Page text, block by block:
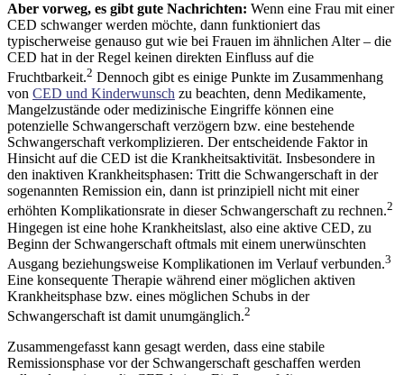
Aber vorweg, es gibt gute Nachrichten: Wenn eine Frau mit einer
CED schwanger werden möchte, dann funktioniert das
typischerweise genauso gut wie bei Frauen im ähnlichen Alter – die
CED hat in der Regel keinen direkten Einfluss auf die
Fruchtbarkeit.2 Dennoch gibt es einige Punkte im Zusammenhang
von CED und Kinderwunsch zu beachten, denn Medikamente,
Mangelzustände oder medizinische Eingriffe können eine
potenzielle Schwangerschaft verzögern bzw. eine bestehende
Schwangerschaft verkomplizieren. Der entscheidende Faktor in
Hinsicht auf die CED ist die Krankheitsaktivität. Insbesondere in
den inaktiven Krankheitsphasen: Tritt die Schwangerschaft in der
sogenannten Remission ein, dann ist prinzipiell nicht mit einer
erhöhten Komplikationsrate in dieser Schwangerschaft zu rechnen.2
Hingegen ist eine hohe Krankheitslast, also eine aktive CED, zu
Beginn der Schwangerschaft oftmals mit einem unerwünschten
Ausgang beziehungsweise Komplikationen im Verlauf verbunden.3
Eine konsequente Therapie während einer möglichen aktiven
Krankheitsphase bzw. eines möglichen Schubs in der
Schwangerschaft ist damit unumgänglich.2
Zusammengefasst kann gesagt werden, dass eine stabile
Remissionsphase vor der Schwangerschaft geschaffen werden